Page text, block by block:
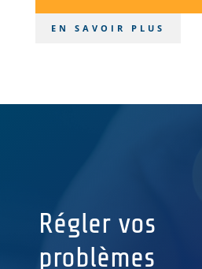
EN SAVOIR PLUS
Régler vos
problèmes